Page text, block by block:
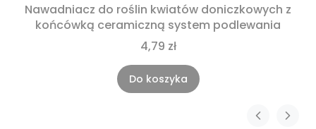
Nawadniacz do roślin kwiatów doniczkowych z
końcówką ceramiczną system podlewania
4,79 zł
Do koszyka